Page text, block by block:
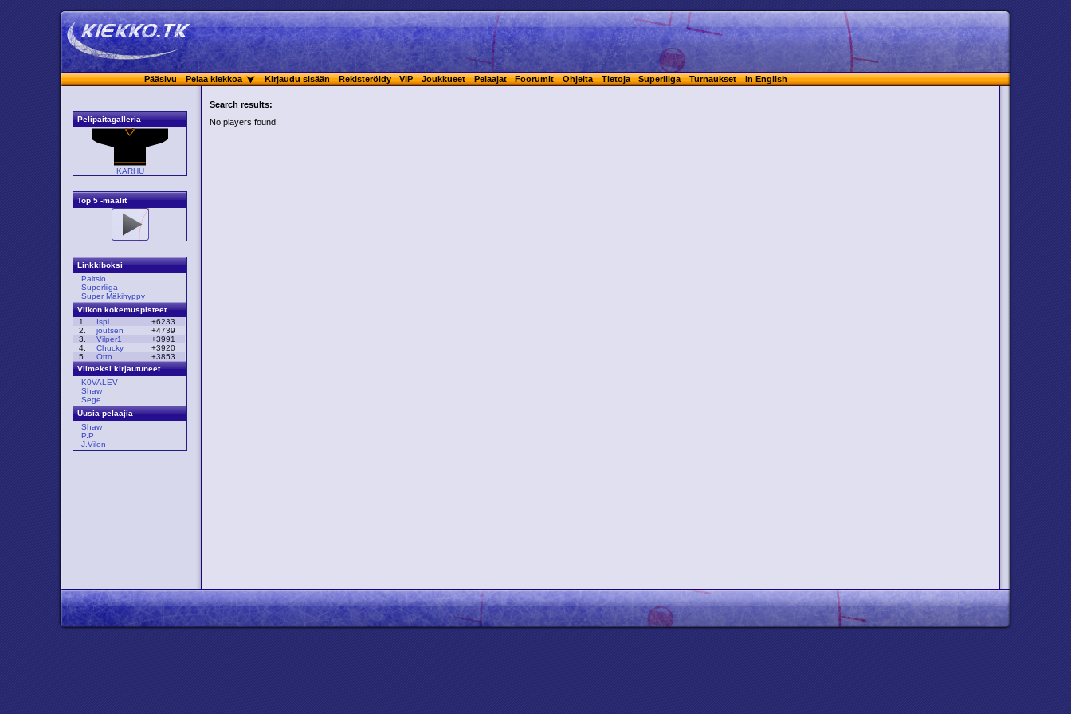
Pääsivu Pelaa kiekkoa Kirjaudu sisään Rekisteröidy VIP Joukkueet Pelaajat Foorumit Ohjeita Tietoja Superliiga Turnaukset In English
Pelipaitagalleria
KARHU
Top 5 -maalit
Linkkiboksi
Paitsio
Superliiga
Super Mäkihyppy
Viikon kokemuspisteet
1.
Ispi
+6233
2.
joutsen
+4739
3.
Vilper1
+3991
4.
Chucky
+3920
5.
Otto
+3853
Viimeksi kirjautuneet
K0VALEV
Shaw
Sege
Uusia pelaajia
Shaw
P.P
J.Vilen
Search results:
No players found.